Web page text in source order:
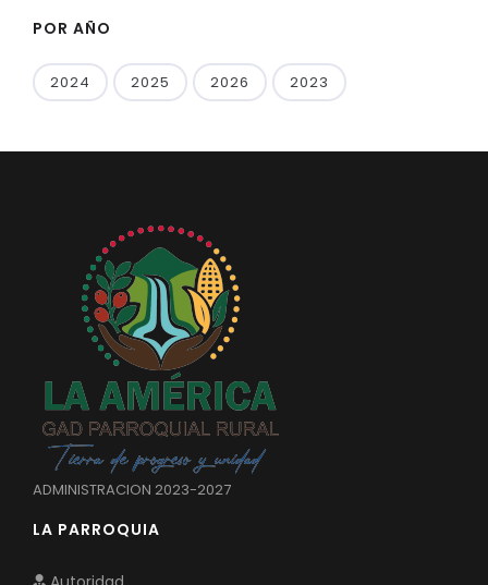
POR AÑO
2024 2025 2026 2023
ADMINISTRACION 2023-2027
LA PARROQUIA